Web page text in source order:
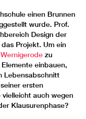
einen Brunnen
wurde. Prof.
Design der
Projekt. Um ein
zu
einbauen,
Lebensabschnitt
ersten
auch wegen
Klausurenphase?